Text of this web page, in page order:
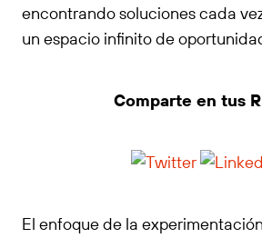
encontrando soluciones cada
un espacio infinito de
Comparte en tus
El enfoque de la